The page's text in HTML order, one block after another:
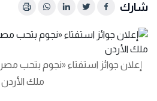
شارك
إعلان جوائز استفتاء «نجوم بتحب
ملك الأردن